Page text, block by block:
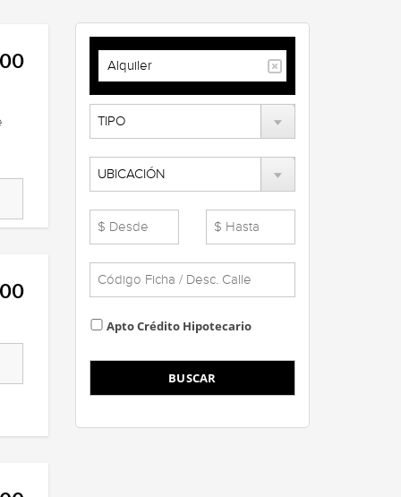
Alquiler
Apto Crédito Hipotecario